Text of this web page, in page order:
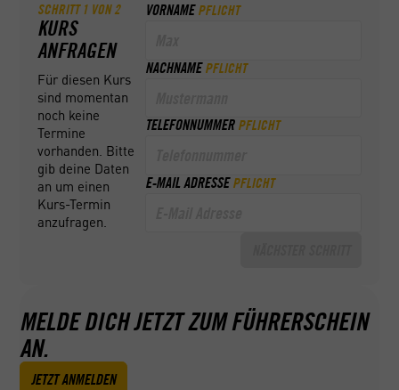
SCHRITT 1VON2
KURS
ANFRAGEN
Für diesen Kurs
sind momentan
noch keine
Termine
vorhanden. Bitte
gib deine Daten
an um einen
Kurs-Termin
anzufragen.
VORNAME PFLICHT
NACHNAME PFLICHT
TELEFONNUMMER PFLICHT
E-MAIL ADRESSE PFLICHT
MELDE DICH JETZT ZUM FÜHRERSCHEIN
AN.
JETZT ANMELDEN